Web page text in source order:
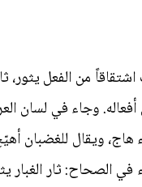
من الفعل
وجاء في لسان
ويقال للغضبان
في الصحاح: ثار